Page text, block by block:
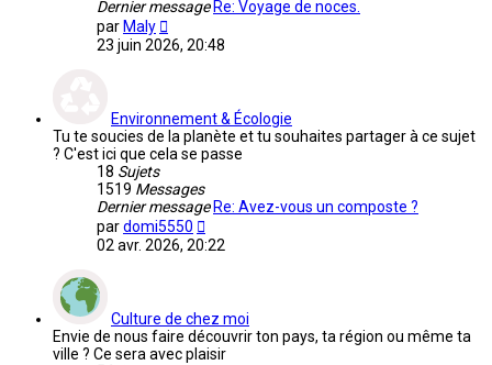
Dernier message Re: Voyage de noces.
parMaly
le
dernier
23 juin 2026, 20:48
Environnement & Écologie
Tu te soucies de la planète et tu souhaites partager à ce sujet
? C'est ici que cela se passe
18 Sujets
1519 Messages
Dernier messageRe: Avez-vous un composte ?
pardomi5550
le
02 avr. 2026, 20:22
Culture de chez moi
Envie de nous faire découvrir ton pays, ta région ou même ta
ville ? Ce sera avec plaisir